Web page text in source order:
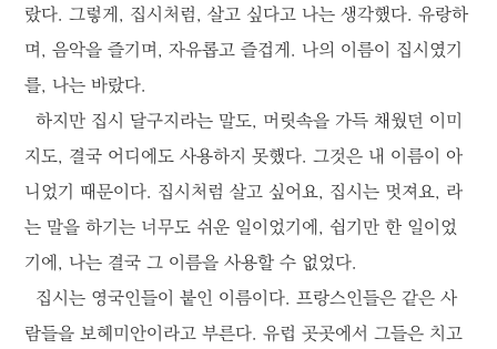
랐다. 그렇게, 집시처럼, 살고 싶다고 나는 생각했다. 유랑하
며, 음악을 즐기며, 자유롭고 즐겁게. 나의 이름이 집시였기
를, 나는 바랐다.
하지만 집시 달구지라는 말도, 머릿속을 가득 채웠던 이미
지도, 결국 어디에도 사용하지 못했다. 그것은 내 이름이 아
니었기 때문이다. 집시처럼 살고 싶어요, 집시는 멋져요, 라
는 말을 하기는 너무도 쉬운 일이었기에, 쉽기만 한 일이었
기에, 나는 결국 그 이름을 사용할 수 없었다.
집시는 영국인들이 붙인 이름이다. 프랑스인들은 같은 사
람들을 보헤미안이라고 부른다. 유럽 곳곳에서 그들은 치고